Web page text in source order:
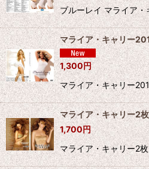
ブルーレイ マライア
マライア・キャリー
1,300円
マライア・キャリー
マライア・キャリー2
1,700円
マライア・キャリー2